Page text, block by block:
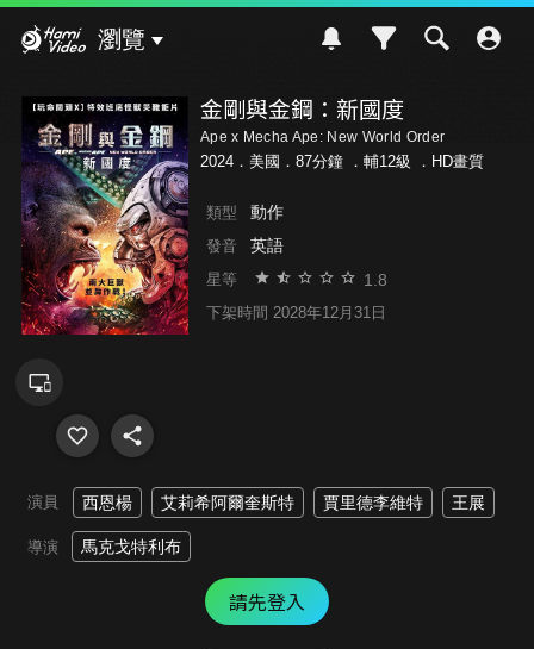
瀏覽
金剛與金鋼：新國度
Ape x Mecha Ape: New World Order
2024．美國．87分鐘 ． 輔12級 ．HD畫質
類型 動作
發音 英語
星等 1.8
下架時間 2028年12月31日
演員 西恩楊 艾莉希阿爾奎斯特 賈里德李維特 王展
導演 馬克戈特利布
請先登入